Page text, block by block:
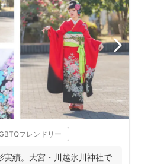
フレンドリー
績。大宮・川越氷川神社で